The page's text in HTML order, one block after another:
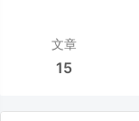
文章
15